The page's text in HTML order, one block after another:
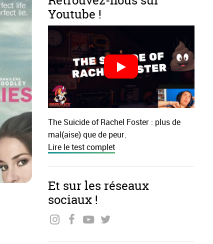
Youtube !
The Suicide of Rachel Foster : plus de
mal(aise) que de peur.
Lire le test complet
Et sur les réseaux
sociaux !